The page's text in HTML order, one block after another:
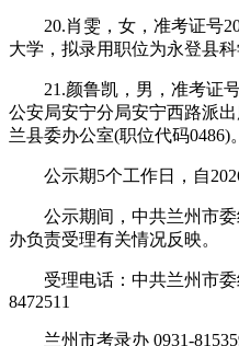
20.肖雯，女，准考证号
大学，拟录用职位为永登县科
21.颜鲁凯，男，准考证号
公安局安宁分局安宁西路派
兰县委办公室(职位代码0486)。
公示期5个工作日，自2026
公示期间，中共兰州市委
办负责受理有关情况反映。
受理电话：中共兰州市委
8472511
兰州市考录办 0931-